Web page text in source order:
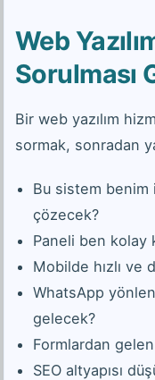
Web
Sorulması
Bir web yazılım
sormak, sonradan
Bu sistem
çözecek?
Paneli ben kolay
Mobilde hızlı ve
WhatsApp
gelecek?
Formlardan
SEO altyapısı